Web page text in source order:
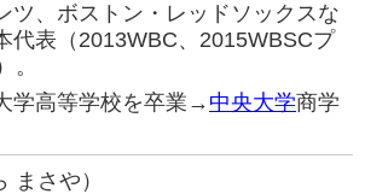
ツ、ボストン・レッドソックスな
代表（2013WBC、2015WBSCプ
。
学高等学校を卒業→中央大学商学
まさや）